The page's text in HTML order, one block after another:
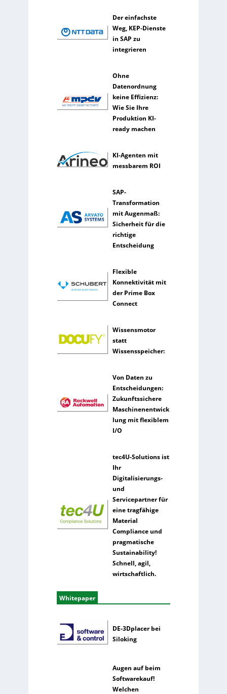
n
h
e
e
l
n
z
Der einfachste
Weg, KEP-Dienste
in SAP zu
integrieren
Ohne
Datenordnung
keine Effizienz:
Wie Sie Ihre
Produktion KI-
ready machen
KI-Agenten mit
messbarem ROI
SAP-
Transformation
mit Augenmaß:
Sicherheit für die
richtige
Entscheidung
Flexible
Konnektivität mit
der Prime Box
Connect
Wissensmotor
statt
Wissensspeicher:
Von Daten zu
Entscheidungen:
Zukunftssichere
Maschinenentwick
lung mit flexiblem
I/O
tec4U-Solutions ist
Ihr
Digitalisierungs-
und
Servicepartner für
eine tragfähige
Material
Compliance und
pragmatische
Sustainability!
Schnell, agil,
wirtschaftlich.
Whitepaper
DE-3Dplacer bei
Siloking
Augen auf beim
Softwarekauf!
Welchen